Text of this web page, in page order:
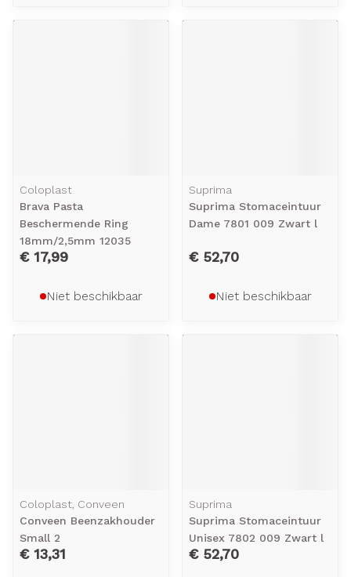
Coloplast
Brava Pasta
Beschermende Ring
18mm/2,5mm 12035
€ 17,99
Niet beschikbaar
Suprima
Suprima Stomaceintuur
Dame 7801 009 Zwart l
€ 52,70
Niet beschikbaar
Coloplast, Conveen
Conveen Beenzakhouder
Small 2
€ 13,31
Suprima
Suprima Stomaceintuur
Unisex 7802 009 Zwart l
€ 52,70